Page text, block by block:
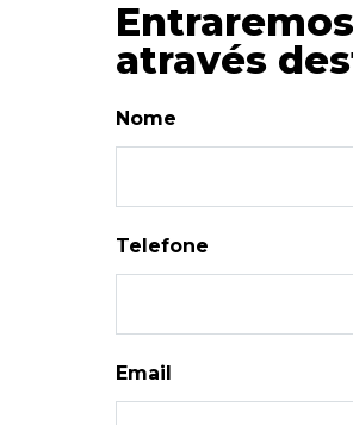
através
Nome
Telefone
Email